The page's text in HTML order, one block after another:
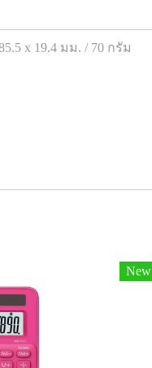
x 19.4 มม. / 70 กรัม
New